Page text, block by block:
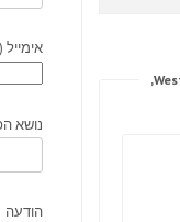
נושא
הודעה